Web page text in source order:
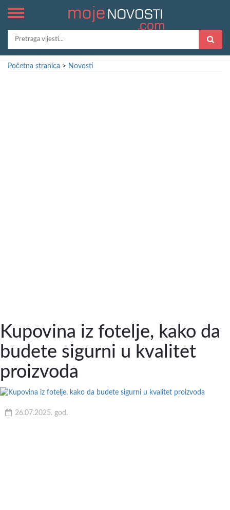
Početna stranica > Novosti
Kupovina iz fotelje, kako da
budete sigurni u kvalitet
proizvoda
26.07.2025. god.